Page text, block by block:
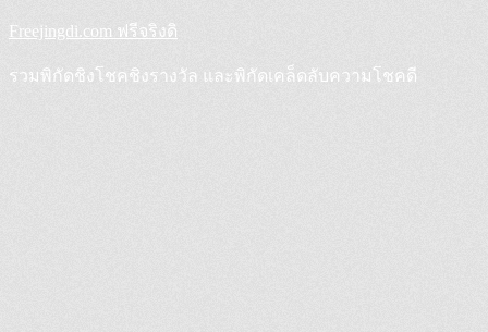
Skip
to
content
Freejingdi.com ฟรีจริงดิ
รวมพิกัดชิงโชคชิงรางวัล และพิกัดเคล็ดลับความโชคดี